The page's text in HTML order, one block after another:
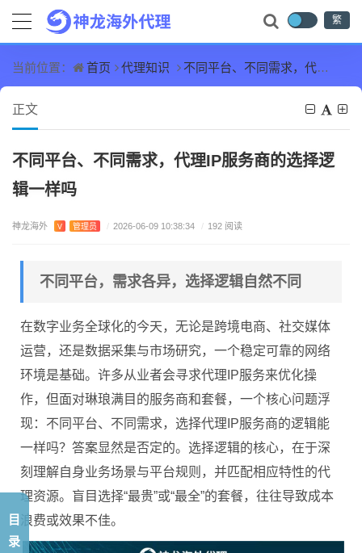
繁
当前位置： 首页 代理知识 不同平台、不同需求，代理IP服务商的选择逻辑一样吗
正文
不同平台、不同需求，代理IP服务商的选择逻
辑一样吗
神龙海外 V 管理员 / 2026-06-09 10:38:34 / 192 阅读
不同平台，需求各异，选择逻辑自然不同
在数字业务全球化的今天，无论是跨境电商、社交媒体
运营，还是数据采集与市场研究，一个稳定可靠的网络
环境是基础。许多从业者会寻求代理IP服务来优化操
作，但面对琳琅满目的服务商和套餐，一个核心问题浮
现：不同平台、不同需求，选择代理IP服务商的逻辑能
一样吗？答案显然是否定的。选择逻辑的核心，在于深
刻理解自身业务场景与平台规则，并匹配相应特性的代
理资源。盲目选择“最贵”或“最全”的套餐，往往导致成本
浪费或效果不佳。
目
录